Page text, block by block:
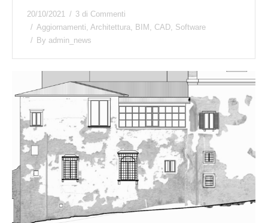
20/10/2021
3 di Commenti
Aggiornamenti Architettura BIM CAD Software
By admin_news